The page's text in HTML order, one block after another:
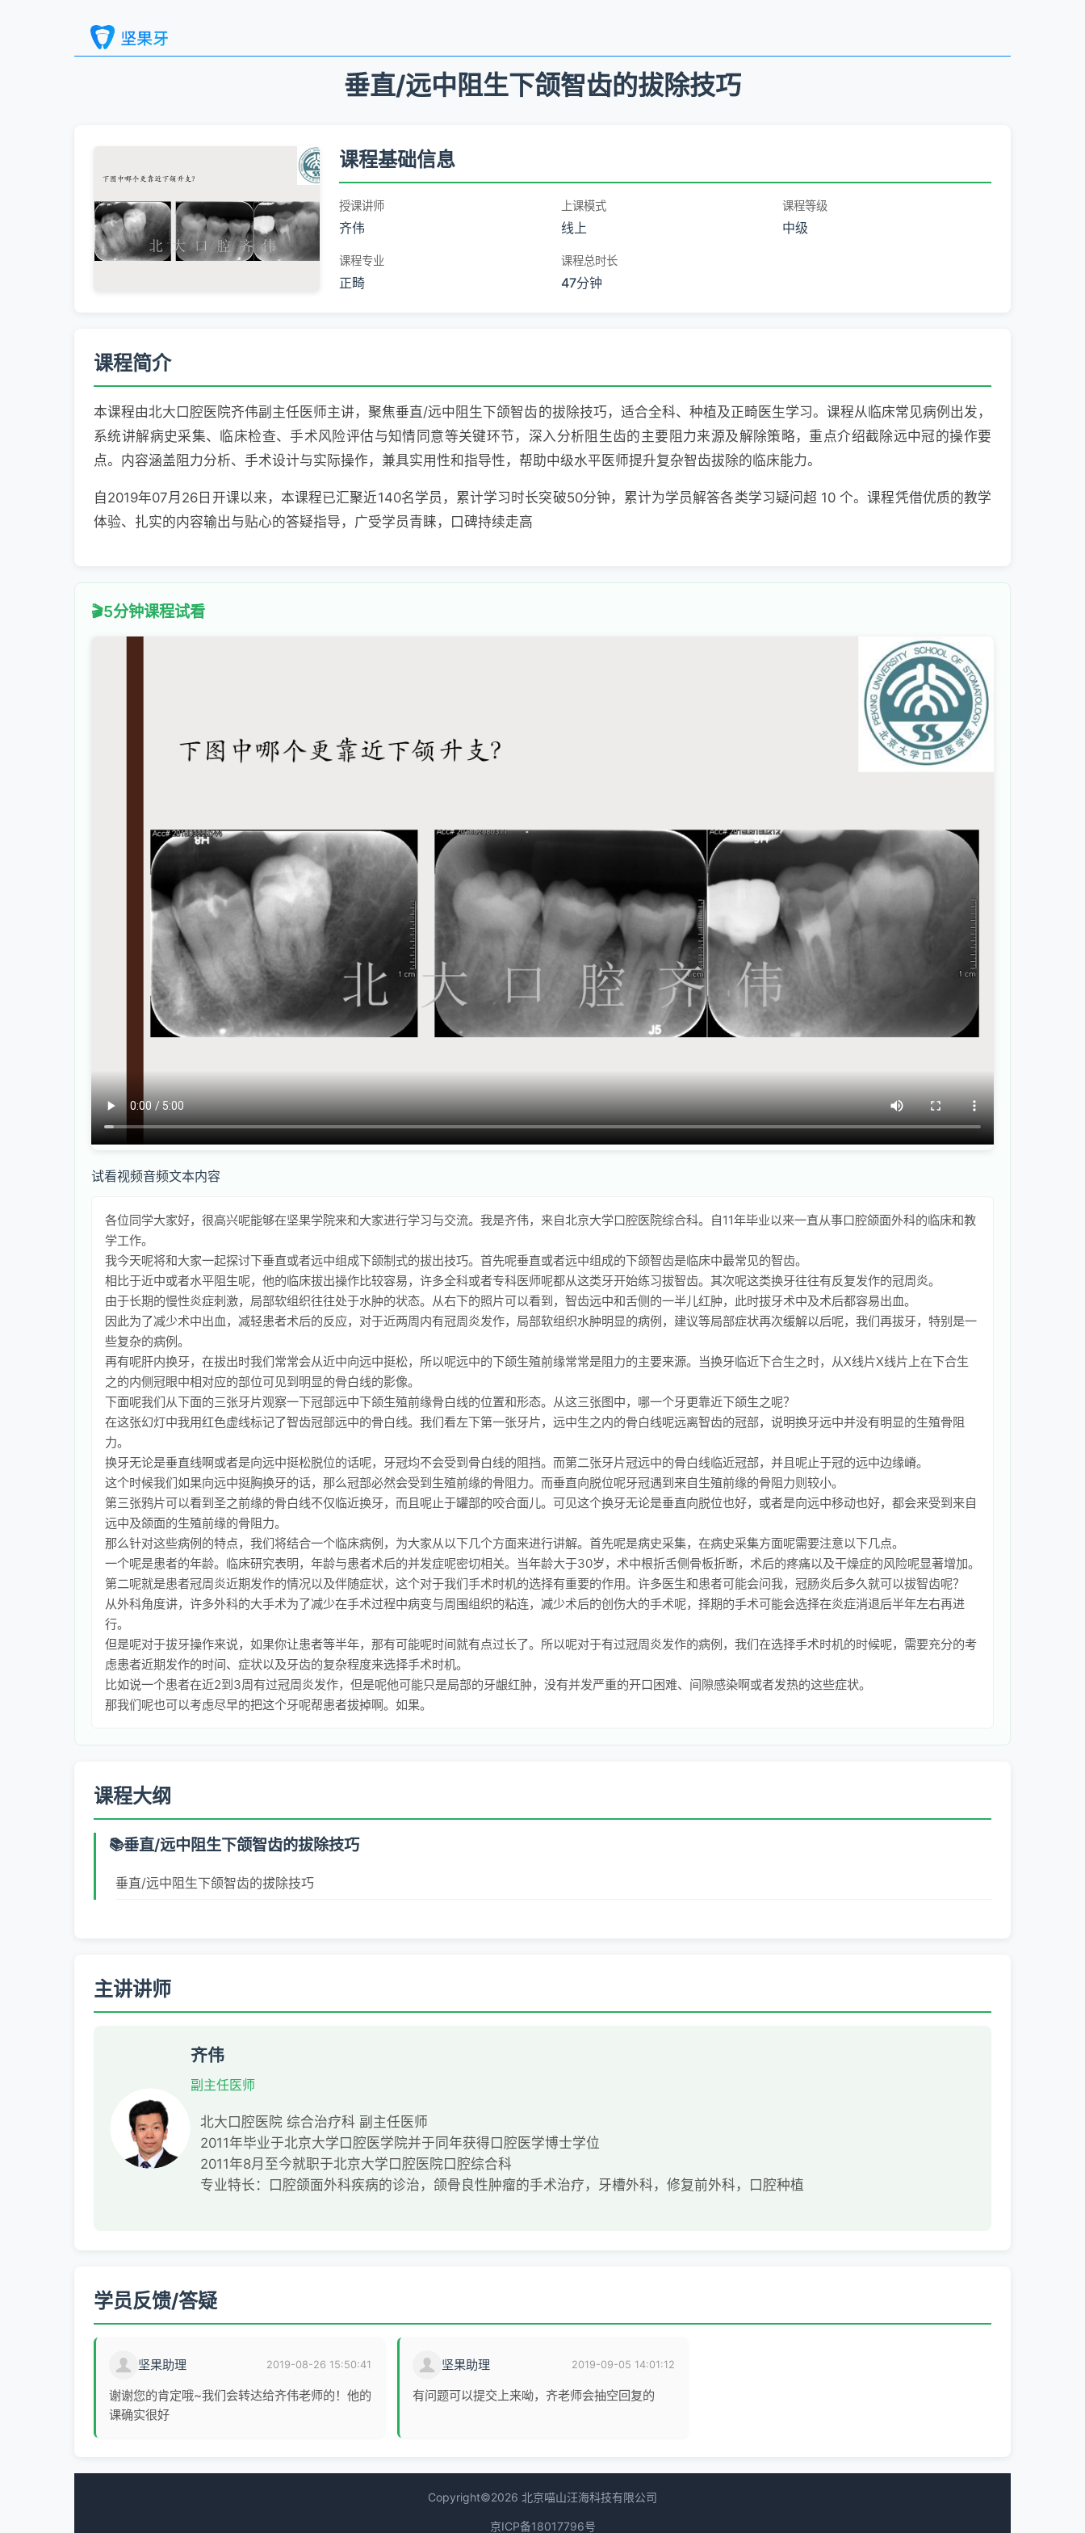
垂直/远中阻生下颌智齿的拔除技巧
课程基础信息
授课讲师
齐伟
上课模式
线上
课程等级
中级
课程专业
正畸
课程总时长
47分钟
课程简介
本课程由北大口腔医院齐伟副主任医师主讲，聚焦垂直/远中阻生下颌智齿的拔除技巧，适合全科、种植及正畸医生学习。课程从临床常见病例出发，
系统讲解病史采集、临床检查、手术风险评估与知情同意等关键环节，深入分析阻生齿的主要阻力来源及解除策略，重点介绍截除远中冠的操作要
点。内容涵盖阻力分析、手术设计与实际操作，兼具实用性和指导性，帮助中级水平医师提升复杂智齿拔除的临床能力。
自2019年07月26日开课以来，本课程已汇聚近140名学员，累计学习时长突破50分钟，累计为学员解答各类学习疑问超 10 个。课程凭借优质的教学
体验、扎实的内容输出与贴心的答疑指导，广受学员青睐，口碑持续走高
5分钟课程试看
试看视频音频文本内容
各位同学大家好，很高兴呢能够在坚果学院来和大家进行学习与交流。我是齐伟，来自北京大学口腔医院综合科。自11年毕业以来一直从事口腔颌面外科的临床和教
学工作。
我今天呢将和大家一起探讨下垂直或者远中组成下颌制式的拔出技巧。首先呢垂直或者远中组成的下颌智齿是临床中最常见的智齿。
相比于近中或者水平阻生呢，他的临床拔出操作比较容易，许多全科或者专科医师呢都从这类牙开始练习拔智齿。其次呢这类换牙往往有反复发作的冠周炎。
由于长期的慢性炎症刺激，局部软组织往往处于水肿的状态。从右下的照片可以看到，智齿远中和舌侧的一半儿红肿，此时拔牙术中及术后都容易出血。
因此为了减少术中出血，减轻患者术后的反应，对于近两周内有冠周炎发作，局部软组织水肿明显的病例，建议等局部症状再次缓解以后呢，我们再拔牙，特别是一
些复杂的病例。
再有呢肝内换牙，在拔出时我们常常会从近中向远中挺松，所以呢远中的下颌生殖前缘常常是阻力的主要来源。当换牙临近下合生之时，从X线片X线片上在下合生
之的内侧冠眼中相对应的部位可见到明显的骨白线的影像。
下面呢我们从下面的三张牙片观察一下冠部远中下颌生殖前缘骨白线的位置和形态。从这三张图中，哪一个牙更靠近下颌生之呢？
在这张幻灯中我用红色虚线标记了智齿冠部远中的骨白线。我们看左下第一张牙片，远中生之内的骨白线呢远离智齿的冠部，说明换牙远中并没有明显的生殖骨阻
力。
换牙无论是垂直线啊或者是向远中挺松脱位的话呢，牙冠均不会受到骨白线的阻挡。而第二张牙片冠远中的骨白线临近冠部，并且呢止于冠的远中边缘嵴。
这个时候我们如果向远中挺胸换牙的话，那么冠部必然会受到生殖前缘的骨阻力。而垂直向脱位呢牙冠遇到来自生殖前缘的骨阻力则较小。
第三张鸦片可以看到圣之前缘的骨白线不仅临近换牙，而且呢止于罐部的咬合面儿。可见这个换牙无论是垂直向脱位也好，或者是向远中移动也好，都会来受到来自
远中及颌面的生殖前缘的骨阻力。
那么针对这些病例的特点，我们将结合一个临床病例，为大家从以下几个方面来进行讲解。首先呢是病史采集，在病史采集方面呢需要注意以下几点。
一个呢是患者的年龄。临床研究表明，年龄与患者术后的并发症呢密切相关。当年龄大于30岁，术中根折舌侧骨板折断，术后的疼痛以及干燥症的风险呢显著增加。
第二呢就是患者冠周炎近期发作的情况以及伴随症状，这个对于我们手术时机的选择有重要的作用。许多医生和患者可能会问我，冠肠炎后多久就可以拔智齿呢？
从外科角度讲，许多外科的大手术为了减少在手术过程中病变与周围组织的粘连，减少术后的创伤大的手术呢，择期的手术可能会选择在炎症消退后半年左右再进
行。
但是呢对于拔牙操作来说，如果你让患者等半年，那有可能呢时间就有点过长了。所以呢对于有过冠周炎发作的病例，我们在选择手术时机的时候呢，需要充分的考
虑患者近期发作的时间、症状以及牙齿的复杂程度来选择手术时机。
比如说一个患者在近2到3周有过冠周炎发作，但是呢他可能只是局部的牙龈红肿，没有并发严重的开口困难、间隙感染啊或者发热的这些症状。
那我们呢也可以考虑尽早的把这个牙呢帮患者拔掉啊。如果。
课程大纲
垂直/远中阻生下颌智齿的拔除技巧
垂直/远中阻生下颌智齿的拔除技巧
主讲讲师
齐伟
副主任医师
北大口腔医院 综合治疗科 副主任医师
2011年毕业于北京大学口腔医学院并于同年获得口腔医学博士学位
2011年8月至今就职于北京大学口腔医院口腔综合科
专业特长：口腔颌面外科疾病的诊治，颌骨良性肿瘤的手术治疗，牙槽外科，修复前外科，口腔种植
学员反馈/答疑
坚果助理 2019-08-26 15:50:41
谢谢您的肯定哦~我们会转达给齐伟老师的！他的
课确实很好
坚果助理 2019-09-05 14:01:12
有问题可以提交上来呦，齐老师会抽空回复的
Copyright©2026 北京喵山汪海科技有限公司
京ICP备18017796号